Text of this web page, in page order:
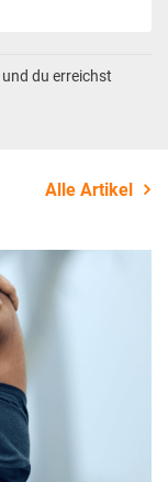
und du erreichst
Alle Artikel